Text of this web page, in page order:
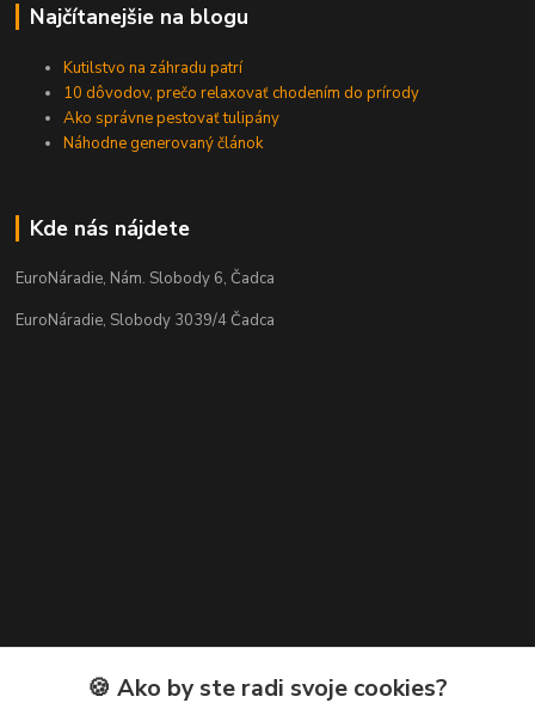
Najčítanejšie na blogu
Kutilstvo na záhradu patrí
10 dôvodov, prečo relaxovať chodením do prírody
Ako správne pestovať tulipány
Náhodne generovaný článok
Kde nás nájdete
EuroNáradie, Nám. Slobody 6, Čadca
EuroNáradie, Slobody 3039/4 Čadca
Kontakty
🍪 Ako by ste radi svoje cookies?